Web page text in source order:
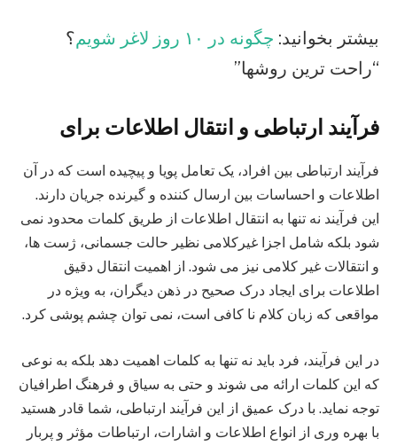
بیشتر بخوانید: چگونه در ۱۰ روز لاغر شویم
؟
“راحت ترین روشها”
فرآیند ارتباطی و انتقال اطلاعات برای
فرآیند ارتباطی بین افراد، یک تعامل پویا و پیچیده است که در آن
اطلاعات و احساسات بین ارسال‌ کننده و گیرنده جریان دارند.
این فرآیند نه تنها به انتقال اطلاعات از طریق کلمات محدود نمی‌
شود بلکه شامل اجزا غیرکلامی نظیر حالت جسمانی، ژست‌ ها،
و انتقالات غیر کلامی نیز می‌ شود. از اهمیت انتقال دقیق
اطلاعات برای ایجاد درک صحیح در ذهن دیگران، به ویژه در
مواقعی که زبان کلام نا کافی است، نمی توان چشم پوشی کرد.
در این فرآیند، فرد باید نه تنها به کلمات اهمیت دهد بلکه به نوعی
که این کلمات ارائه می‌ شوند و حتی به سیاق و فرهنگ اطرافیان
توجه نماید. با درک عمیق از این فرآیند ارتباطی، شما قادر هستید
با بهره‌ وری از انواع اطلاعات و اشارات، ارتباطات مؤثر و پربار